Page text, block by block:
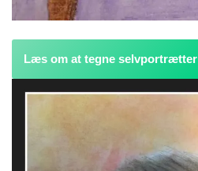
Læs om at tegne selvportrætter